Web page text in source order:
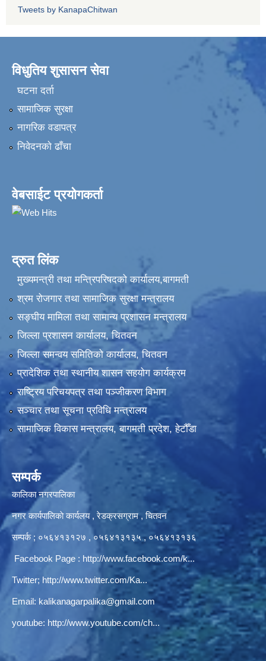
Tweets by KanapaChitwan
विधुतिय शुसासन सेवा
घटना दर्ता
सामाजिक सुरक्षा
नागरिक वडापत्र
निवेदनकाे ढाँचा
वेबसाईट प्रयोगकर्ता
द्रुत लिंक
मुख्यमन्त्री तथा मन्त्रिपरिषदको कार्यालय,बागमती
श्रम रोजगार तथा सामाजिक सुरक्षा मन्त्रालय
सङ्‍घीय मामिला तथा सामान्य प्रशासन मन्त्रालय
जिल्ला प्रशासन कार्यालय, चितवन
जिल्ला समन्वय समितिको कार्यालय, चितवन
प्रादेशिक तथा स्थानीय शासन सहयोग कार्यक्रम
राष्ट्रिय परिचयपत्र तथा पञ्‍जीकरण विभाग
सञ्‍चार तथा सूचना प्रविधि मन्त्रालय
सामाजिक विकास मन्त्रालय, बागमती प्रदेश, हेटौँडा
सम्पर्क
कालिका नगरपालिका
नगर कार्यपालिकाे कार्यलय‍ , रेडक्रसग्राम , चितवन
सम्पर्क ; ०५६४१३१२७ , ०५६४१३१३५ , ०५६४१३१३६
Facebook Page : http://www.facebook.com/k...
Twitter; http://www.twitter.com/Ka...
Email: kalikanagarpalika@gmail.com
youtube: http://www.youtube.com/ch...